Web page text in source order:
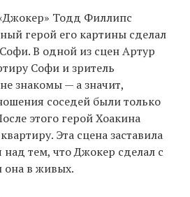
Тодд Филлипс
герой его картины сделал
В одной из сцен Артур
Софи и зритель
знакомы — а значит,
соседей были только
этого герой Хоакина
Эта сцена заставила
над тем, что Джокер сделал с
она в живых.